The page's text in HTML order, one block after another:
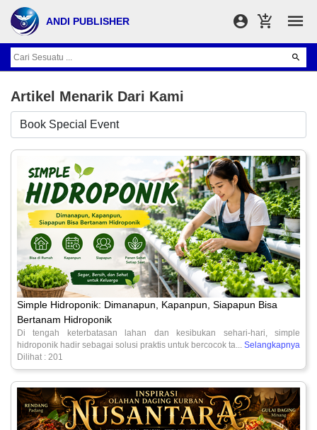
ANDI PUBLISHER
Artikel Menarik Dari Kami
Simple Hidroponik: Dimanapun, Kapanpun, Siapapun Bisa
Bertanam Hidroponik
Di tengah keterbatasan lahan dan kesibukan sehari-hari, simple
hidroponik hadir sebagai solusi praktis untuk bercocok ta... Selangkapnya
Dilihat : 201